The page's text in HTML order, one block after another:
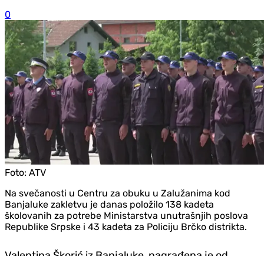
0
Foto: ATV
Na svečanosti u Centru za obuku u Zalužanima kod
Banjaluke zakletvu je danas položilo 138 kadeta
školovanih za potrebe Ministarstva unutrašnjih poslova
Republike Srpske i 43 kadeta za Policiju Brčko distrikta.